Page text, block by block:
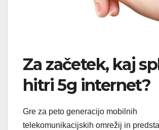
Za začetek, kaj
hitri 5g internet?
Gre za peto generacijo mobilnih
telekomunikacijskih omrežij in